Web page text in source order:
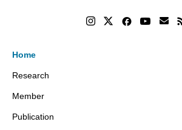
Home
Research
Member
Publication